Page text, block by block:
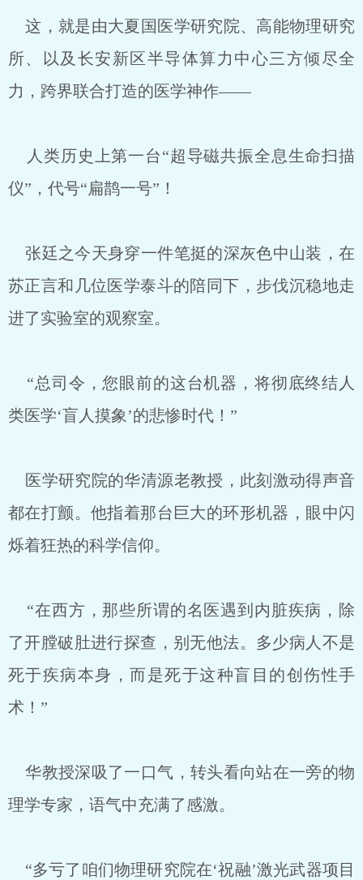
这，就是由大夏国医学研究院、高能物理研究
所、以及长安新区半导体算力中心三方倾尽全
力，跨界联合打造的医学神作——
人类历史上第一台“超导磁共振全息生命扫描
仪”，代号“扁鹊一号”！
张廷之今天身穿一件笔挺的深灰色中山装，在
苏正言和几位医学泰斗的陪同下，步伐沉稳地走
进了实验室的观察室。
“总司令，您眼前的这台机器，将彻底终结人
类医学‘盲人摸象’的悲惨时代！”
医学研究院的华清源老教授，此刻激动得声音
都在打颤。他指着那台巨大的环形机器，眼中闪
烁着狂热的科学信仰。
“在西方，那些所谓的名医遇到内脏疾病，除
了开膛破肚进行探查，别无他法。多少病人不是
死于疾病本身，而是死于这种盲目的创伤性手
术！”
华教授深吸了一口气，转头看向站在一旁的物
理学专家，语气中充满了感激。
“多亏了咱们物理研究院在‘祝融’激光武器项目